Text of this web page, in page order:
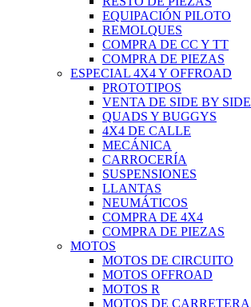
EQUIPACIÓN PILOTO
REMOLQUES
COMPRA DE CC Y TT
COMPRA DE PIEZAS
ESPECIAL 4X4 Y OFFROAD
PROTOTIPOS
VENTA DE SIDE BY SIDE
QUADS Y BUGGYS
4X4 DE CALLE
MECÁNICA
CARROCERÍA
SUSPENSIONES
LLANTAS
NEUMÁTICOS
COMPRA DE 4X4
COMPRA DE PIEZAS
MOTOS
MOTOS DE CIRCUITO
MOTOS OFFROAD
MOTOS R
MOTOS DE CARRETERA